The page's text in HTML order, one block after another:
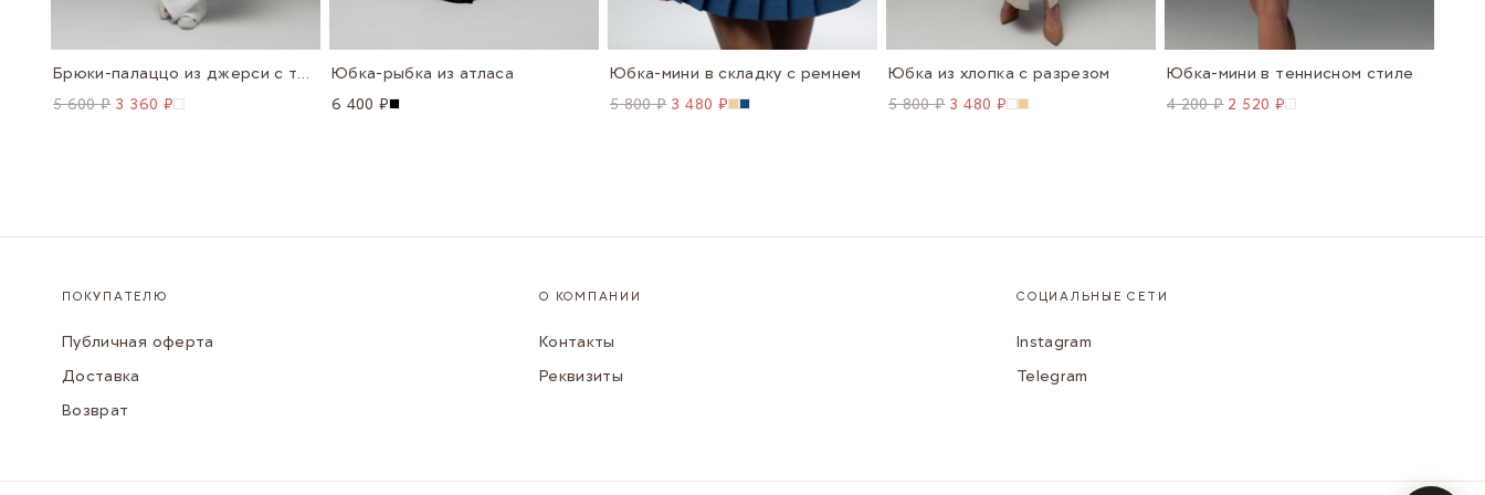
Брюки-палаццо из джерси с трусиками в комплекте
5 600 ₽ 3 360 ₽
Юбка-рыбка из атласа
6 400 ₽
Юбка-мини в складку с ремнем
5 800 ₽ 3 480 ₽
Юбка из хлопка с разрезом
5 800 ₽ 3 480 ₽
Юбка-мини в теннисном стиле
4 200 ₽ 2 520 ₽
ПОКУПАТЕЛЮ
Публичная оферта
Доставка
Возврат
О КОМПАНИИ
Контакты
Реквизиты
СОЦИАЛЬНЫЕ СЕТИ
Instagram
Telegram